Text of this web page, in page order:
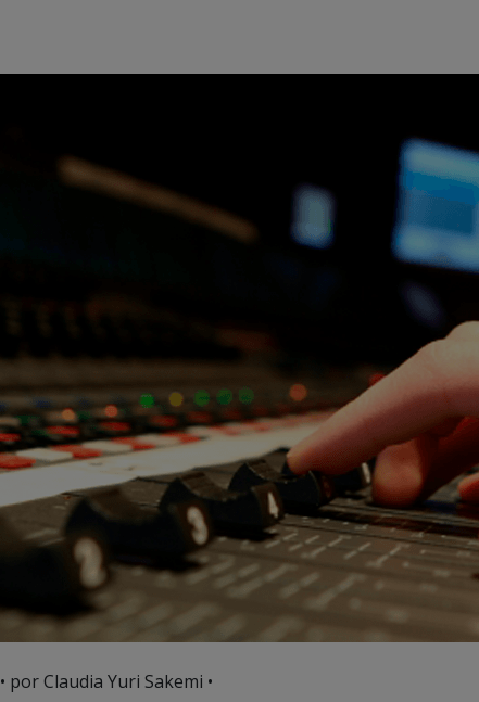
• por Claudia Yuri Sakemi •